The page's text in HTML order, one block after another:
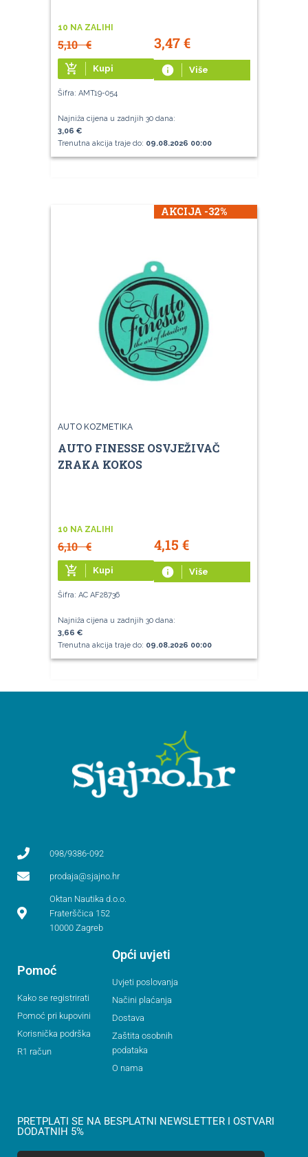
10 NA ZALIHI
5,10€ 3,47€
add_shopping_cart Kupi info Više
Šifra: AMT19-054
Najniža cijena u zadnjih 30 dana:
3,06 €
Trenutna akcija traje do: 09.08.2026 00:00
AKCIJA -32%
AUTO KOZMETIKA
AUTO FINESSE OSVJEŽIVAČ
ZRAKA KOKOS
10 NA ZALIHI
6,10€ 4,15 €
add_shopping_cart Kupi info Više
Šifra: AC AF28736
Najniža cijena u zadnjih 30 dana:
3,66 €
Trenutna akcija traje do: 09.08.2026 00:00
098/9386-092
prodaja@sjajno.hr
Oktan Nautika d.o.o.
Fraterščica 152
10000 Zagreb
Pomoć
Kako se registrirati
Pomoć pri kupovini
Korisnička podrška
R1 račun
Opći uvjeti
Uvjeti poslovanja
Načini plaćanja
Dostava
Zaštita osobnih
podataka
O nama
PRETPLATI SE NA BESPLATNI NEWSLETTER I OSTVARI
DODATNIH 5%